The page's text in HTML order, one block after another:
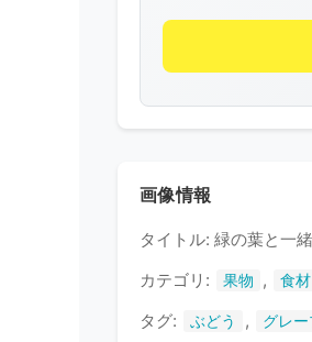
画像情報
タイトル: 緑の葉と一
カテゴリ:
果物 , 食材
タグ: ぶどう , グレー